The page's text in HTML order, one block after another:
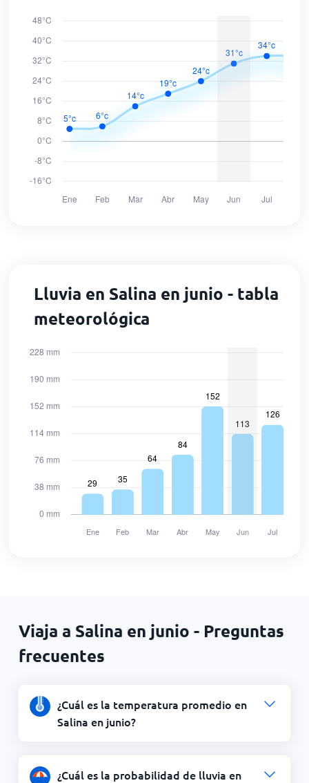
Lluvia en Salina en junio - tabla
meteorológica
Viaja a Salina en junio - Preguntas
frecuentes
¿Cuál es la temperatura promedio en
Salina en junio?
¿Cuál es la probabilidad de lluvia en